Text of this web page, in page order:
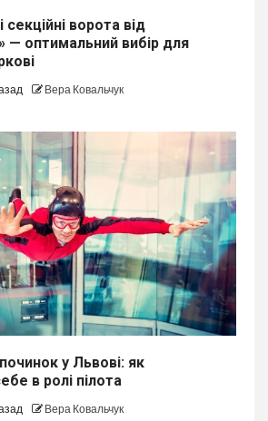
ворота від
— оптимальний вибір для
Вера Ковальчук
у Львові: як
в ролі пілота
Вера Ковальчук